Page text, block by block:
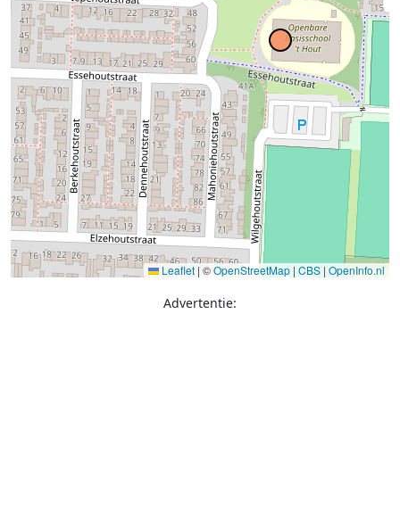
Leaflet | ©OpenStreetMap | CBS | OpenInfo.nl
Advertentie: